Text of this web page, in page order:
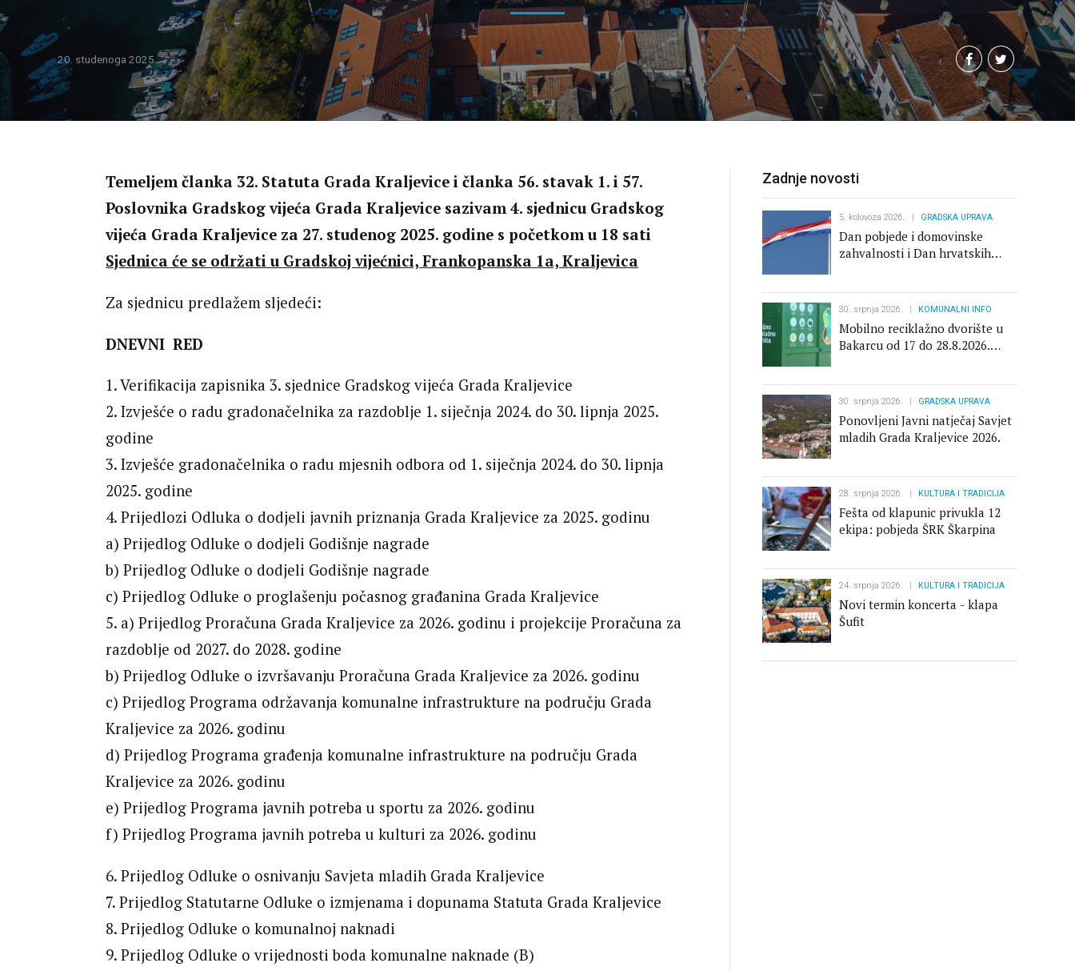
Izvješća o radu gradonačelnika
Provedbeni program Grada Kraljevice
Gradonačelnici Kraljevice
Savjet mladih
Dobitnici nagrada
Nacionalne manjine
ProjektI
Važni dokumenti
Pravo na pristup informacijama
Zaštita osobnih podataka
20. studenoga 2025.
Temeljem članka 32. Statuta Grada Kraljevice i članka 56. stavak 1. i 57.
Poslovnika Gradskog vijeća Grada Kraljevice sazivam 4. sjednicu Gradskog
vijeća Grada Kraljevice za 27. studenog 2025. godine s početkom u 18 sati
Sjednica će se održati u Gradskoj vijećnici, Frankopanska 1a, Kraljevica
Za sjednicu predlažem sljedeći:
DNEVNI RED
1. Verifikacija zapisnika 3. sjednice Gradskog vijeća Grada Kraljevice
2. Izvješće o radu gradonačelnika za razdoblje 1. siječnja 2024. do 30. lipnja 2025.
godine
3. Izvješće gradonačelnika o radu mjesnih odbora od 1. siječnja 2024. do 30. lipnja
2025. godine
4. Prijedlozi Odluka o dodjeli javnih priznanja Grada Kraljevice za 2025. godinu
a) Prijedlog Odluke o dodjeli Godišnje nagrade
b) Prijedlog Odluke o dodjeli Godišnje nagrade
c) Prijedlog Odluke o proglašenju počasnog građanina Grada Kraljevice
5. a) Prijedlog Proračuna Grada Kraljevice za 2026. godinu i projekcije Proračuna za
razdoblje od 2027. do 2028. godine
b) Prijedlog Odluke o izvršavanju Proračuna Grada Kraljevice za 2026. godinu
c) Prijedlog Programa održavanja komunalne infrastrukture na području Grada
Kraljevice za 2026. godinu
d) Prijedlog Programa građenja komunalne infrastrukture na području Grada
Kraljevice za 2026. godinu
e) Prijedlog Programa javnih potreba u sportu za 2026. godinu
f) Prijedlog Programa javnih potreba u kulturi za 2026. godinu
6. Prijedlog Odluke o osnivanju Savjeta mladih Grada Kraljevice
7. Prijedlog Statutarne Odluke o izmjenama i dopunama Statuta Grada Kraljevice
8. Prijedlog Odluke o komunalnoj naknadi
9. Prijedlog Odluke o vrijednosti boda komunalne naknade (B)
Zadnje novosti
5. kolovoza 2026. GRADSKA UPRAVA
Dan pobjede i domovinske
zahvalnosti i Dan hrvatskih
30. srpnja 2026. KOMUNALNI INFO
Mobilno reciklažno dvorište u
Bakarcu od 17 do 28.8.2026.
30. srpnja 2026. GRADSKA UPRAVA
Ponovljeni Javni natječaj Savjet
mladih Grada Kraljevice 2026.
28. srpnja 2026. KULTURA I TRADICIJA
Fešta od klapunic privukla 12
ekipa: pobjeda ŠRK Škarpina
24. srpnja 2026. KULTURA I TRADICIJA
Novi termin koncerta - klapa
Šufit